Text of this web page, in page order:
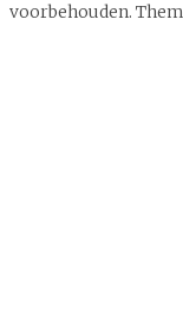
voorbehouden.